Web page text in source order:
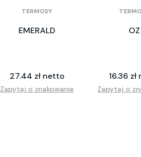
TERMOSY
EMERALD
27.44 zł netto
Zapytaj o znakowanie
OZ
16.36
Zapytaj o